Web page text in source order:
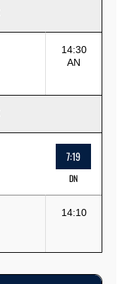
14:30
AN
7:19
DN
14:10